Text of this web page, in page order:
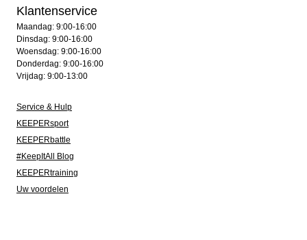
Klantenservice
Maandag: 9:00-16:00
Dinsdag: 9:00-16:00
Woensdag: 9:00-16:00
Donderdag: 9:00-16:00
Vrijdag: 9:00-13:00
Service & Hulp
KEEPERsport
KEEPERbattle
#KeepItAll Blog
KEEPERtraining
Uw voordelen